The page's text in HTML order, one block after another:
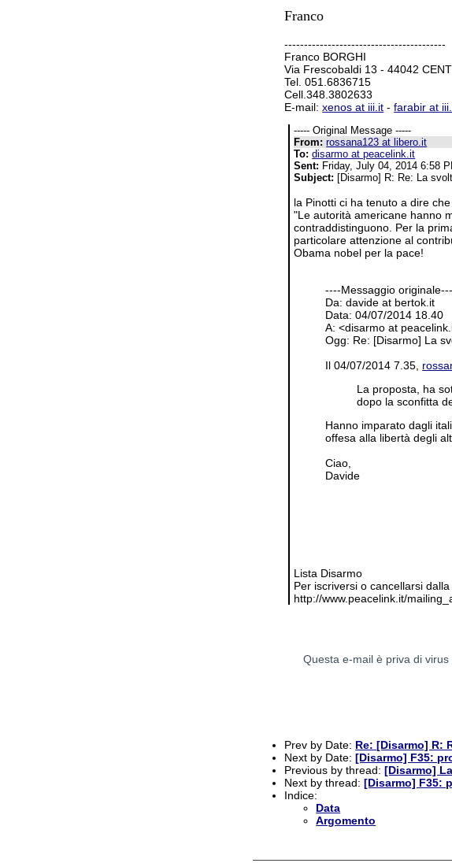
Franco
-----------------------------------------
Franco BORGHI
Via Frescobaldi 13 - 44042
Tel. 051.6836715
Cell.348.3802633
E-mail:xenos at iii.it -farabir at
----- Original Message -----
From: rossana123 at libero.it
To: disarmo at peacelink.it
Sent: Friday, July 04, 2014 6:58
Subject: [Disarmo] R: Re: La
la Pinotti ci ha tenuto a dire
"Le autorità americane hanno
contraddistinguono. Per la
particolare attenzione al
Obama nobel per la pace!
----Messaggio
Da: davide at bertok.it
Data: 04/07/2014 18.40
A: <disarmo at
Ogg: Re: [Disarmo] La
Il 04/07/2014 7.35,
La proposta, ha
dopo la sconfitta
Hanno imparato dagli
offesa alla libertà degli
Ciao,
Davide
Lista Disarmo
Per iscriversi o cancellarsi dalla
http://www.peacelink.it/
Questa e-mail è priva di
Prev by Date: Re: [Disarmo] R:
Next by Date:[Disarmo] F35:
Previous by thread:[Disarmo]
Next by thread:[Disarmo] F35:
Indice:
Data
Argomento